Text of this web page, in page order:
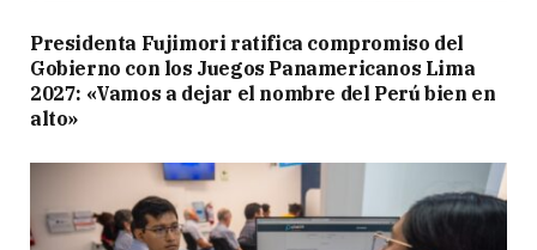
Presidenta Fujimori ratifica compromiso del
Gobierno con los Juegos Panamericanos Lima
2027: «Vamos a dejar el nombre del Perú bien en
alto»